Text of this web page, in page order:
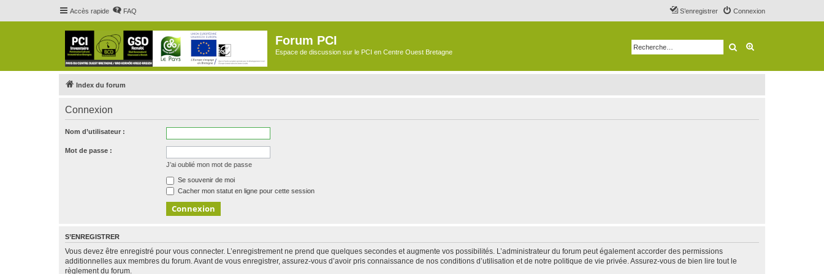
Accès rapide FAQ Connexion
S’enregistrer
Forum PCI
Espace de discussion sur le PCI en Centre Ouest Bretagne Rechercher
Index du forum
Connexion
Nom d’utilisateur :
Mot de passe :
J’ai oublié mon mot de passe
Se souvenir de moi
Cacher mon statut en ligne pour cette session
S’ENREGISTRER
Vous devez être enregistré pour vous connecter. L’enregistrement ne prend que quelques secondes et augmente vos possibilités. L’administrateur du forum peut également accorder des permissions
additionnelles aux membres du forum. Avant de vous enregistrer, assurez-vous d’avoir pris connaissance de nos conditions d’utilisation et de notre politique de vie privée. Assurez-vous de bien lire tout le
règlement du forum.